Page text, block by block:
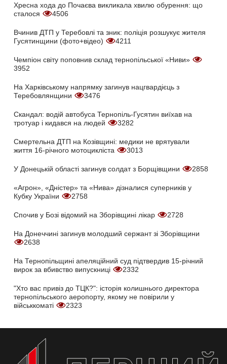
Хресна хода до Почаєва викликала хвилю обурення: що
сталося
4506
Вчинив ДТП у Теребовлі та зник: поліція розшукує жителя
Гусятинщини (фото+відео)
4211
Чемпіон світу поповнив склад тернопільської «Ниви»
3952
На Харківському напрямку загинув нацгвардієць з
Теребовлянщини
3476
Скандал: водій автобуса Тернопіль-Гусятин виїхав на
тротуар і кидався на людей
3282
Смертельна ДТП на Козівщині: медики не врятували
життя 16-річного мотоцикліста
3013
У Донецькій області загинув солдат з Борщівщини 2858
«Агрон», «Дністер» та «Нива» дізналися суперників у
Кубку України
2758
Спочив у Бозі відомий на Зборівщині лікар 2728
На Донеччині загинув молодший сержант зі Зборівщини
2638
На Тернопільщині апеляційний суд підтвердив 15-річний
вирок за вбивство випускниці
2332
"Хто вас привіз до ТЦК?": історія колишнього директора
тернопільського аеропорту, якому не повірили у
військкоматі
2323